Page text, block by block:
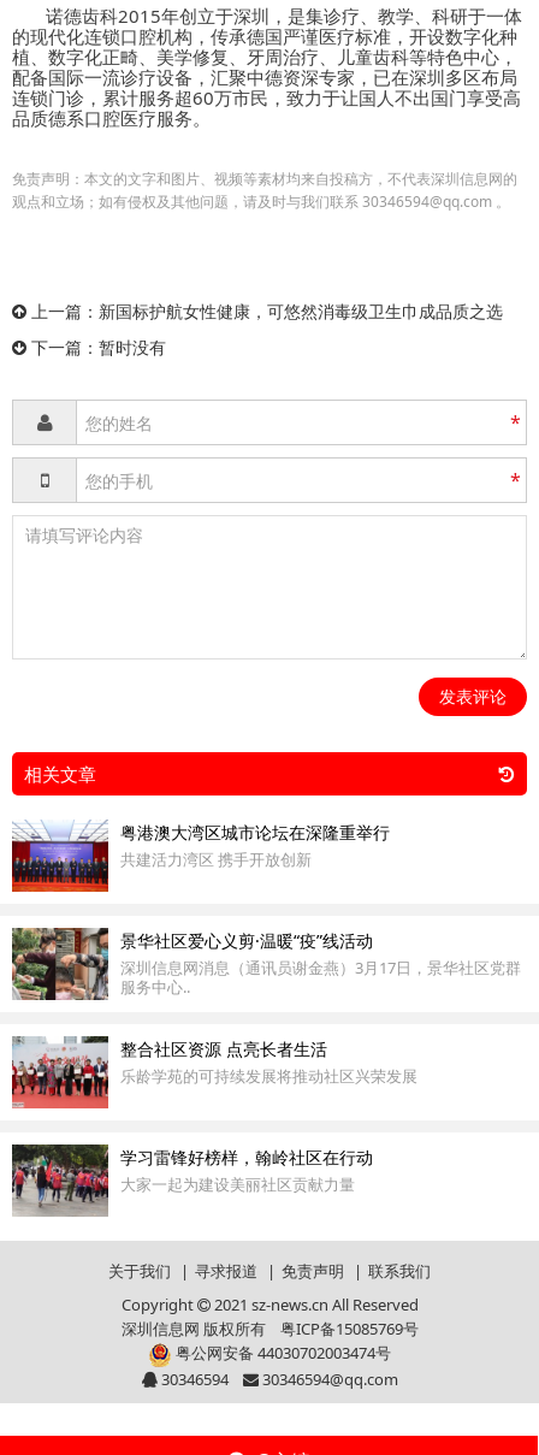
诺德齿科2015年创立于深圳，是集诊疗、教学、科研于一体
的现代化连锁口腔机构，传承德国严谨医疗标准，开设数字化种
植、数字化正畸、美学修复、牙周治疗、儿童齿科等特色中心，
配备国际一流诊疗设备，汇聚中德资深专家，已在深圳多区布局
连锁门诊，累计服务超60万市民，致力于让国人不出国门享受高
品质德系口腔医疗服务。
免责声明：本文的文字和图片、视频等素材均来自投稿方，不代表深圳信息网的
观点和立场；如有侵权及其他问题，请及时与我们联系 30346594@qq.com 。
上一篇： 新国标护航女性健康，可悠然消毒级卫生巾成品质之选
下一篇：暂时没有
*
*
发表评论
相关文章
粤港澳大湾区城市论坛在深隆重举行
共建活力湾区 携手开放创新
景华社区爱心义剪·温暖“疫”线活动
深圳信息网消息（通讯员谢金燕）3月17日，景华社区党群
服务中心..
整合社区资源 点亮长者生活
乐龄学苑的可持续发展将推动社区兴荣发展
学习雷锋好榜样，翰岭社区在行动
大家一起为建设美丽社区贡献力量
关于我们 | 寻求报道 | 免责声明 | 联系我们
Copyright
2021 sz-news.cn All Reserved
深圳信息网 版权所有 粤ICP备15085769号
粤公网安备 44030702003474号
30346594
30346594@qq.com